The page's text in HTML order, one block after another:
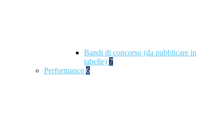
Bandi di concorso (da pubblicare in
tabelle) 7
Performance 6